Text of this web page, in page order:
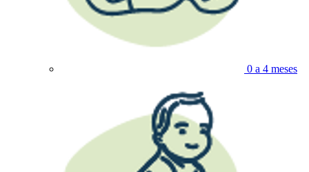
0 a 4 meses